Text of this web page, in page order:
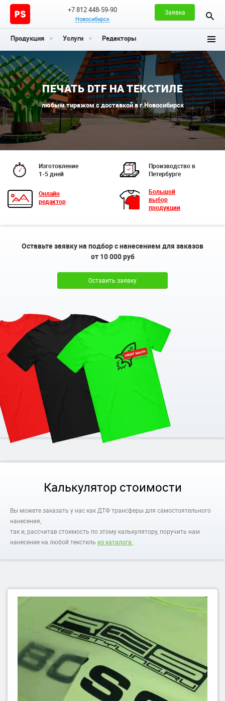
+7 812 448-59-90
Новосибирск
Заявка
Продукция Услуги Редакторы
ПЕЧАТЬ DTF НА ТЕКСТИЛЕ
любым тиражом с доставкой в г.Новосибирск
Изготовление
1-5 дней
Производство в
Петербурге
Онлайн
редактор
Большой
выбор
продукции
Оставьте заявку на подбор с нанесением для заказов
от 10 000 руб
Оставить заявку
Калькулятор стоимости
Вы можете заказать у нас как ДТФ трансферы для самостоятельного
нанесения,
так и, рассчитав стоимость по этому калькулятору, поручить нам
нанесение на любой текстиль из каталога.